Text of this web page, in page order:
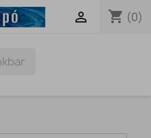
shopping_cart (0)
